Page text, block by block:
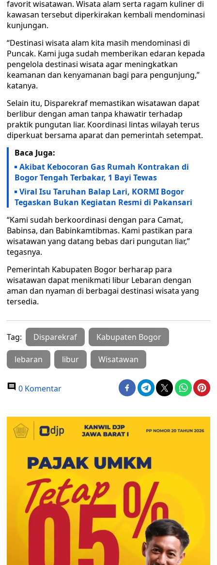
favorit wisatawan. Wisata alam serta ragam kuliner di
kawasan tersebut diperkirakan kembali mendominasi
kunjungan.
“Destinasi wisata alam kita masih mendominasi di
Puncak. Kami juga sudah memberikan edaran kepada
pengelola destinasi wisata agar meningkatkan
keamanan dan kenyamanan bagi para pengunjung,”
katanya.
Selain itu, Disparekraf memastikan wisatawan dapat
berlibur dengan aman tanpa khawatir terhadap
praktik pungutan liar. Koordinasi lintas wilayah terus
diperkuat bersama aparat dan pemerintah setempat.
Baca Juga:
Akibat Kebocoran Gas Rumah Kontrakan di
Bogor Tengah Terbakar, 1 Bayi Tewas
Viral Isu Taruhan Balap Lari, KORMI Bogor
Tegaskan Bukan Kegiatan Resmi di Pakansari
“Kami sudah berkoordinasi dengan para Camat,
Babinsa, dan Babinkamtibmas. Kami pastikan para
wisatawan yang datang bebas dari pungutan liar,”
tegasnya.
Pemerintah Kabupaten Bogor berharap para
wisatawan dapat menikmati libur Lebaran dengan
aman dan nyaman di berbagai destinasi wisata yang
tersedia.
Tag: Disparekraf Kabupaten Bogor
lebaran libur Wisatawan
0 Komentar